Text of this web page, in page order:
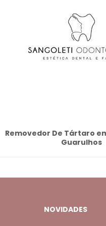
Removedor De Tártaro
Guarulhos
NOVIDADES